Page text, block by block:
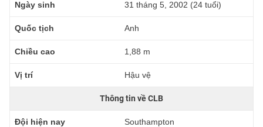
Ngày sinh 31 tháng 5, 2002 (24 tuổi)
Quốc tịch Anh
Chiều cao 1,88 m
Vị trí Hậu vệ
Thông tin về CLB
Đội hiện nay Southampton